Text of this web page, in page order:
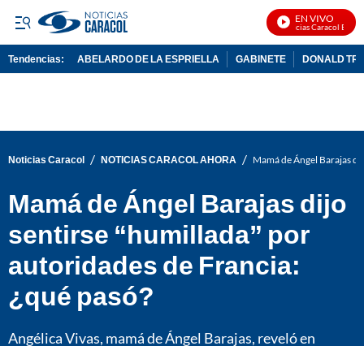
EN VIVO
Noticias Caracol En Vivo
Tendencias: ABELARDO DE LA ESPRIELLA GABINETE DONALD
Noticias Caracol / NOTICIAS CARACOL AHORA / Mamá de Ángel Barajas
Mamá de Ángel Barajas dijo
sentirse “humillada” por
autoridades de Francia:
¿qué pasó?
Angélica Vivas, mamá de Ángel Barajas, reveló en